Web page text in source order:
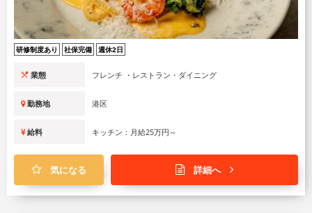
研修制度あり 社保完備 週休2日
業態 フレンチ ・レストラン・ダイニング
勤務地 港区
給料 キッチン：月給25万円～
気になる 詳細へ